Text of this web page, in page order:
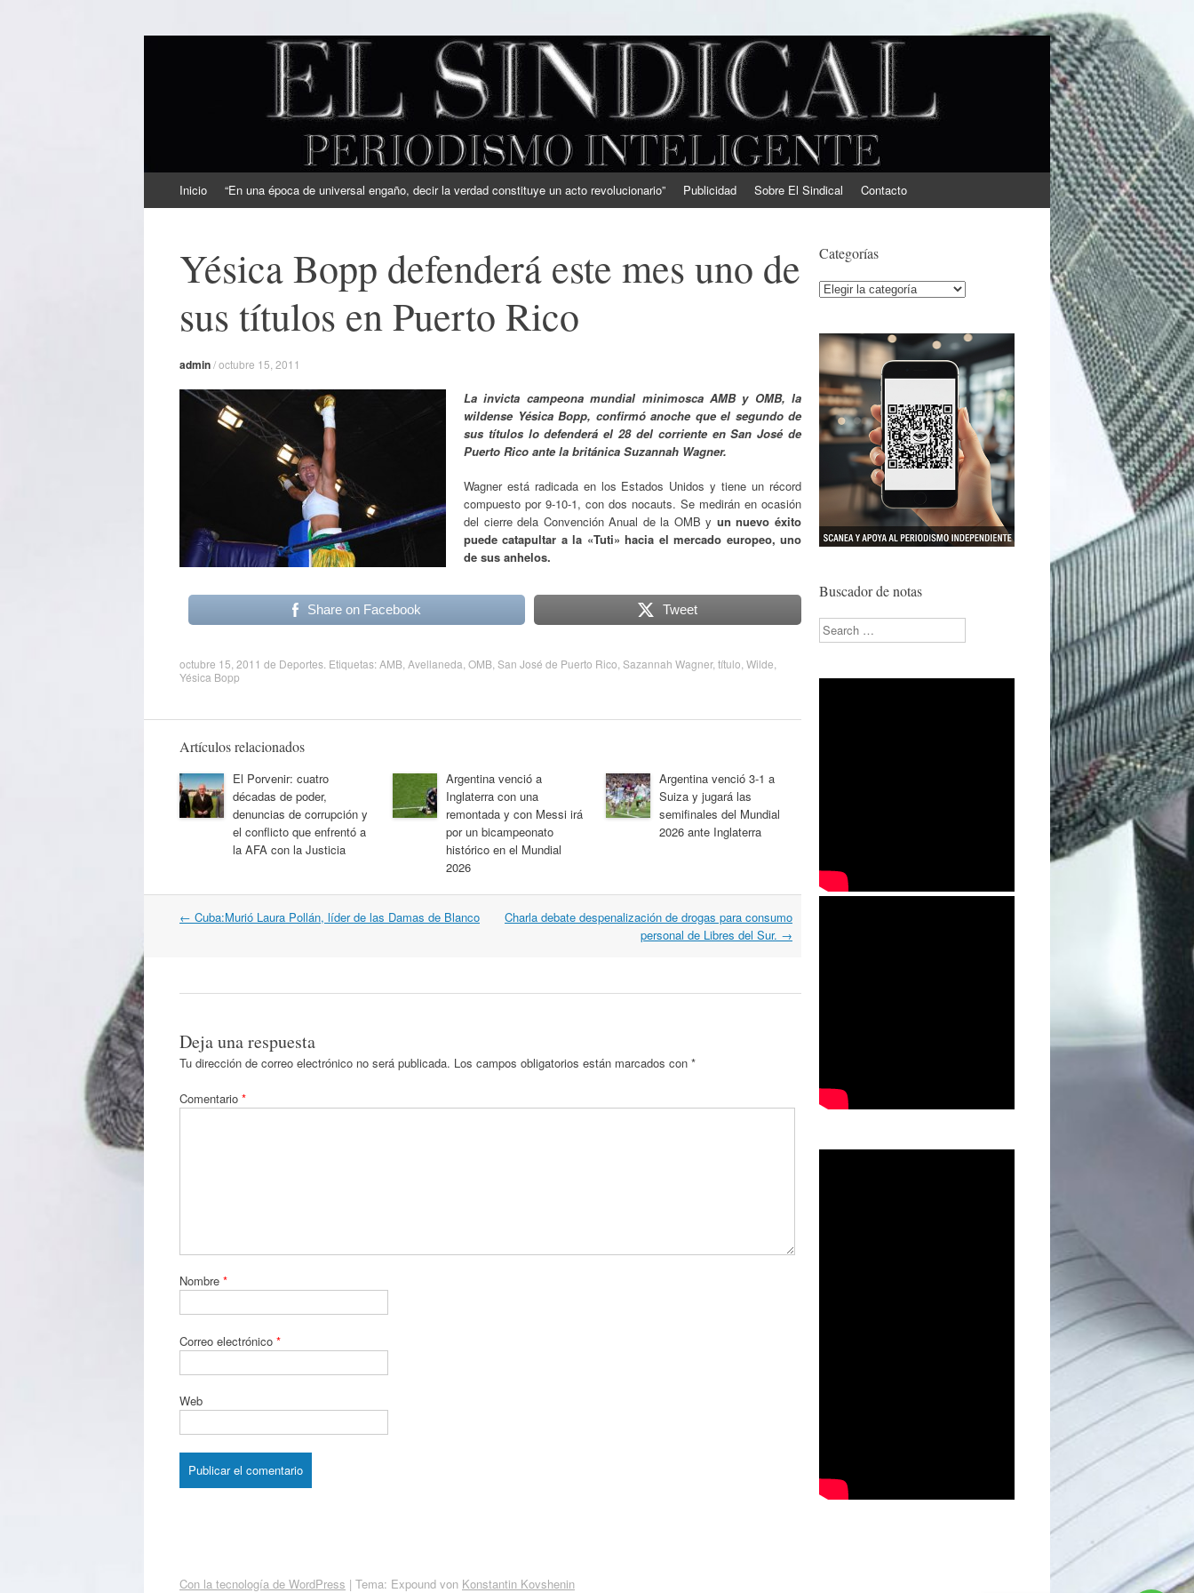
EL SINDICAL
Periodismo Inteligente
al
Inicio “En una época de universal engaño, decir la verdad constituye un acto revolucionario” Publicidad Sobre El Sindical Contacto
Yésica Bopp defenderá este mes uno de
sus títulos en Puerto Rico
admin/octubre 15, 2011
La invicta campeona mundial minimosca AMB y OMB, la
wildense Yésica Bopp, confirmó anoche que el segundo de
sus títulos lo defenderá el 28 del corriente en San José de
Puerto Rico ante la británica Suzannah Wagner.
Wagner está radicada en los Estados Unidos y tiene un récord
compuesto por 9-10-1, con dos nocauts. Se medirán en ocasión
del cierre dela Convención Anual de la OMB y un nuevo éxito
puede catapultar a la «Tuti» hacia el mercado europeo, uno
de sus anhelos.
Share on Facebook Tweet
octubre 15, 2011 de Deportes . Etiquetas:AMB Avellaneda OMB San José de Puerto Rico Sazannah Wagner, título Wilde
Yésica Bopp
Artículos relacionados
El Porvenir: cuatro
décadas de poder,
denuncias de corrupción y
el conflicto que enfrentó a
la AFA con la Justicia
Argentina venció a
Inglaterra con una
remontada y con Messi irá
por un bicampeonato
histórico en el Mundial
2026
Argentina venció 3-1 a
Suiza y jugará las
semifinales del Mundial
2026 ante Inglaterra
Navegación
← Cuba:Murió Laura Pollán, líder de las Damas de Blanco
Charla debate despenalización de drogas para consumo
personal de Libres del Sur. →
Deja una respuesta
Tu dirección de correo electrónico no será publicada. Los campos obligatorios están marcados con *
Comentario *
Nombre *
Correo electrónico *
Web
Categorías
Categorías
Buscador de notas
Search
Con la tecnología de WordPress | Tema: Expound von Konstantin Kovshenin